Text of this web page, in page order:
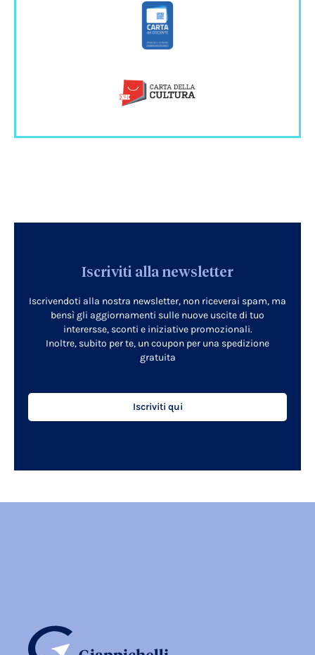
Iscriviti alla newsletter
Iscrivendoti alla nostra newsletter, non riceverai spam, ma
bensì gli aggiornamenti sulle nuove uscite di tuo
interersse, sconti e iniziative promozionali.
Inoltre, subito per te, un coupon per una spedizione
gratuita
Iscriviti qui